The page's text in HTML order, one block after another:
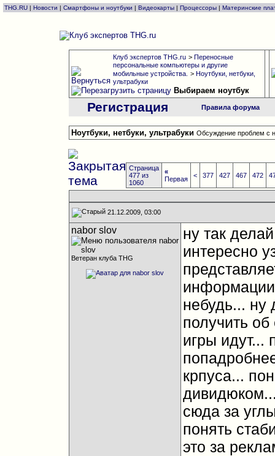
THG.RU | Новости | Смартфоны и ноутбуки | Видеокарты | Процессоры | Материнские
Клуб экспертов THG.ru > Переносные
персональные компьютеры и другие
мобильные устройства. > Ноутбуки, нетбуки,
ультрабуки
Выбираем ноутбук
Регистрация Правила форума
Ноутбуки, нетбуки, ультрабуки Обсуждение проблем с
Страница
477 из
1060
«
Первая
< 377 427 467 472
21.12.2009, 03:00
nabor slov
Ветеран клуба THG
ну так
интересно
небудь... ну
получить об
игры идут...
крпуса...
сюда за
понять
это за